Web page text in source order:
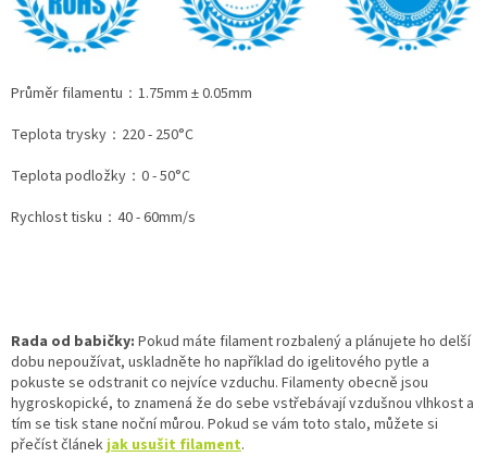
Průměr filamentu：1.75mm ± 0.05mm
Teplota trysky：220 - 250°C
Teplota podložky：0 - 50°C
Rychlost tisku：40 - 60mm/s
Rada od babičky: Pokud máte filament rozbalený a plánujete ho delší
dobu nepoužívat, uskladněte ho například do igelitového pytle a
pokuste se odstranit co nejvíce vzduchu. Filamenty obecně jsou
hygroskopické, to znamená že do sebe vstřebávají vzdušnou vlhkost a
tím se tisk stane noční můrou. Pokud se vám toto stalo, můžete si
přečíst článek jak usušit filament.